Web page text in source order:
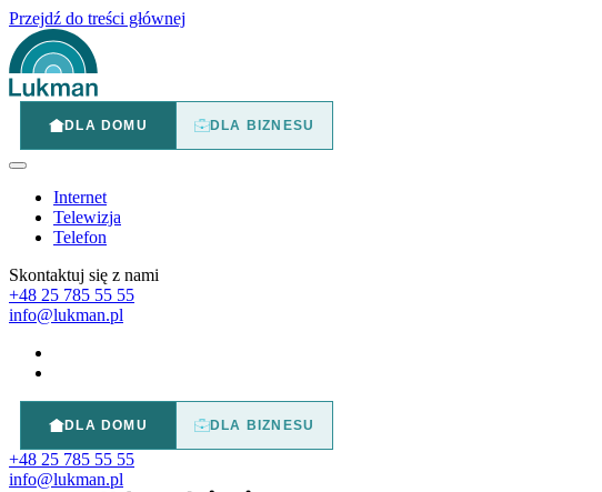
Przejdź do treści głównej
DLA DOMU DLA BIZNESU
Internet
Telewizja
Telefon
Skontaktuj się z nami
+48 25 785 55 55
info@lukman.pl
DLA DOMU DLA BIZNESU
+48 25 785 55 55
info@lukman.pl